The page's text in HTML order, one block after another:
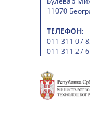
11070
ТЕЛЕФОН:
011 311 07
011 311 27